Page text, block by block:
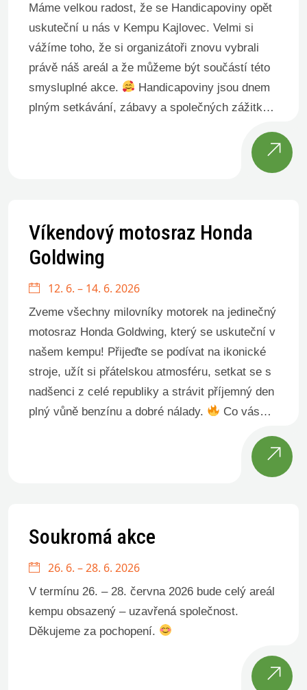
Máme velkou radost, že se Handicapoviny opět
uskuteční u nás v Kempu Kajlovec. Velmi si
vážíme toho, že si organizátoři znovu vybrali
právě náš areál a že můžeme být součástí této
smysluplné akce.
Handicapoviny jsou dnem
plným setkávání, zábavy a společných zážitků
Víkendový motosraz Honda
Goldwing
12. 6. – 14. 6. 2026
Zveme všechny milovníky motorek na jedinečný
motosraz Honda Goldwing, který se uskuteční v
našem kempu! Přijeďte se podívat na ikonické
stroje, užít si přátelskou atmosféru, setkat se s
nadšenci z celé republiky a strávit příjemný den
plný vůně benzínu a dobré nálady.
Co vás
Soukromá akce
26. 6. – 28. 6. 2026
V termínu 26. – 28. června 2026 bude celý areál
kempu obsazený – uzavřená společnost.
Děkujeme za pochopení.